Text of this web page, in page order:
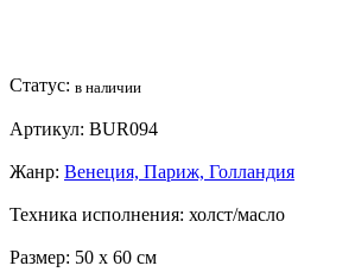
Статус: в наличии
Артикул: BUR094
Жанр: Венеция, Париж, Голландия
Техника исполнения: холст/масло
Размер: 50 x 60 см